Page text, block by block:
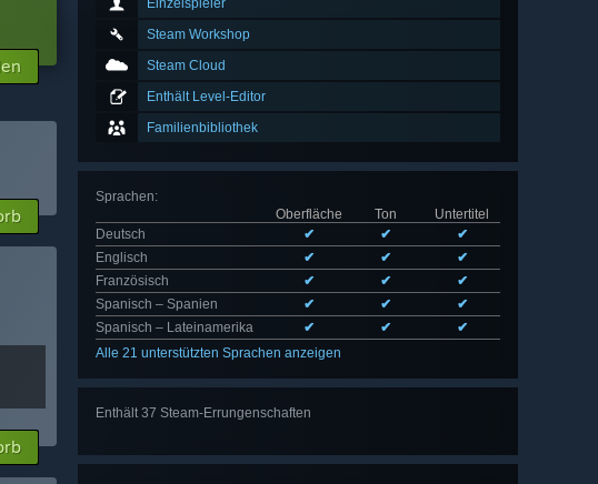
Einzelspieler
Steam Workshop
Steam Cloud
Enthält Level-Editor
Familienbibliothek
Sprachen:
Oberfläche
Ton
Untertitel
Deutsch
✔ ✔
✔
Englisch
✔ ✔
✔
Französisch
✔ ✔
✔
Spanisch – Spanien
✔ ✔
✔
Spanisch – Lateinamerika
✔ ✔
✔
Alle 21 unterstützten Sprachen anzeigen
Enthält 37 Steam-Errungenschaften